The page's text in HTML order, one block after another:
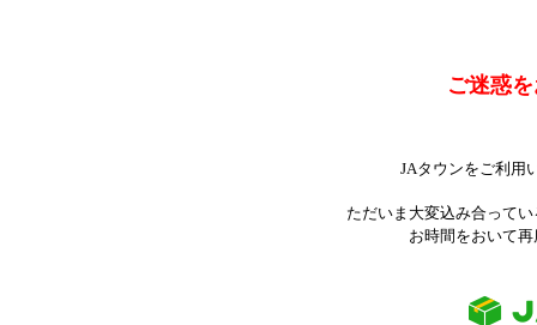
ご迷惑
JAタウンをご利用
ただいま大変込み合って
お時間をおいて